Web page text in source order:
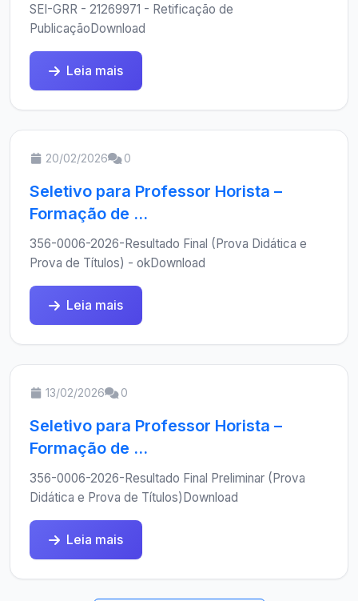
SEI-GRR - 21269971 - Retificação de
PublicaçãoDownload
Leia mais
20/02/2026 0
Seletivo para Professor Horista –
Formação de ...
356-0006-2026-Resultado Final (Prova Didática e
Prova de Títulos) - okDownload
Leia mais
13/02/2026 0
Seletivo para Professor Horista –
Formação de ...
356-0006-2026-Resultado Final Preliminar (Prova
Didática e Prova de Títulos)Download
Leia mais